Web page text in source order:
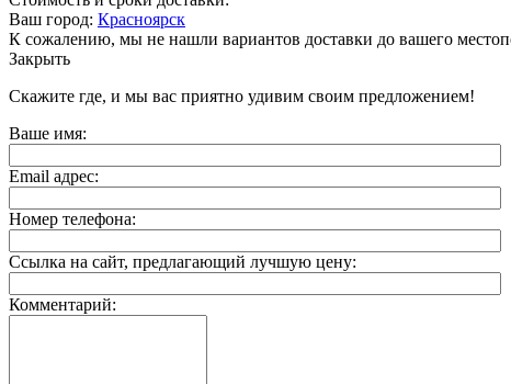
Ваш город: Красноярск
К сожалению, мы не нашли вариантов доставки до вашего
Закрыть
Скажите где, и мы вас приятно удивим своим предложением!
Ваше имя:
Email адрес:
Номер телефона:
Ссылка на сайт, предлагающий лучшую цену:
Комментарий: